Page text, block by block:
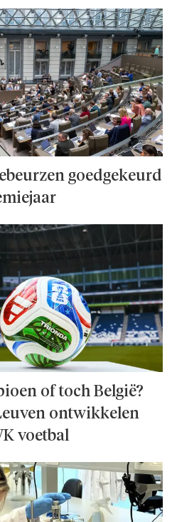
goed­ge­keurd
of toch België?
ontwikkelen
voetbal